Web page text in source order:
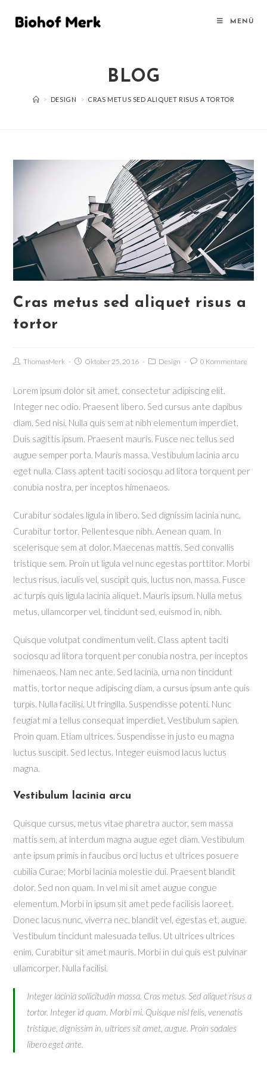
MENÜ
BLOG
> DESIGN > CRAS METUS SED ALIQUET RISUS A TORTOR
Cras metus sed aliquet risus a
tortor
ThomasMerk Oktober 25, 2016 Design 0 Kommentare
Lorem ipsum dolor sit amet, consectetur adipiscing elit.
Integer nec odio. Praesent libero. Sed cursus ante dapibus
diam. Sed nisi. Nulla quis sem at nibh elementum imperdiet.
Duis sagittis ipsum. Praesent mauris. Fusce nec tellus sed
augue semper porta. Mauris massa. Vestibulum lacinia arcu
eget nulla. Class aptent taciti sociosqu ad litora torquent per
conubia nostra, per inceptos himenaeos.
Curabitur sodales ligula in libero. Sed dignissim lacinia nunc.
Curabitur tortor. Pellentesque nibh. Aenean quam. In
scelerisque sem at dolor. Maecenas mattis. Sed convallis
tristique sem. Proin ut ligula vel nunc egestas porttitor. Morbi
lectus risus, iaculis vel, suscipit quis, luctus non, massa. Fusce
ac turpis quis ligula lacinia aliquet. Mauris ipsum. Nulla metus
metus, ullamcorper vel, tincidunt sed, euismod in, nibh.
Quisque volutpat condimentum velit. Class aptent taciti
sociosqu ad litora torquent per conubia nostra, per inceptos
himenaeos. Nam nec ante. Sed lacinia, urna non tincidunt
mattis, tortor neque adipiscing diam, a cursus ipsum ante quis
turpis. Nulla facilisi. Ut fringilla. Suspendisse potenti. Nunc
feugiat mi a tellus consequat imperdiet. Vestibulum sapien.
Proin quam. Etiam ultrices. Suspendisse in justo eu magna
luctus suscipit. Sed lectus. Integer euismod lacus luctus
magna.
Vestibulum lacinia arcu
Quisque cursus, metus vitae pharetra auctor, sem massa
mattis sem, at interdum magna augue eget diam. Vestibulum
ante ipsum primis in faucibus orci luctus et ultrices posuere
cubilia Curae; Morbi lacinia molestie dui. Praesent blandit
dolor. Sed non quam. In vel mi sit amet augue congue
elementum. Morbi in ipsum sit amet pede facilisis laoreet.
Donec lacus nunc, viverra nec, blandit vel, egestas et, augue.
Vestibulum tincidunt malesuada tellus. Ut ultrices ultrices
enim. Curabitur sit amet mauris. Morbi in dui quis est pulvinar
ullamcorper. Nulla facilisi.
Integer lacinia sollicitudin massa. Cras metus. Sed aliquet risus a
tortor. Integer id quam. Morbi mi. Quisque nisl felis, venenatis
tristique, dignissim in, ultrices sit amet, augue. Proin sodales
libero eget ante.